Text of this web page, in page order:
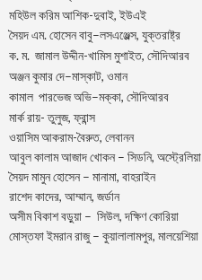
মহিউল করিম আশিক-দুবাই, ইউএই
সৈয়দ এম. হোসেন বাবু–লসএঞ্জেল্স, যুক্তরাষ্ট্র
ক. ম. জামাল উদ্দীন-খামিস মুশাইত, সৌদিআরব
অঞ্জন কুমার দে–মাস্কাট, ওমান
কামাল পারভেজ অভি–মক্কা, সৌদিআরব
মার্ক রায়- তুলুজ, ফ্রান্স
ওয়াসিম আকরাম-বৈরুত, লেবানন
আবুল কালাম আজাদ খোকন – সিডনি, অস্ট্রেলিয়া
সৈয়দ মামুন হোসেন – মানামা, বাহরাইন
রাশেদ কাদের, আম্মান, জর্ডান
অসীম বিকাশ বড়ুয়া – সিউল, দক্ষিণ কোরিয়া
মোস্তফা ইমরান রাজু – কুয়ালালামপুর, মালয়েশিয়া